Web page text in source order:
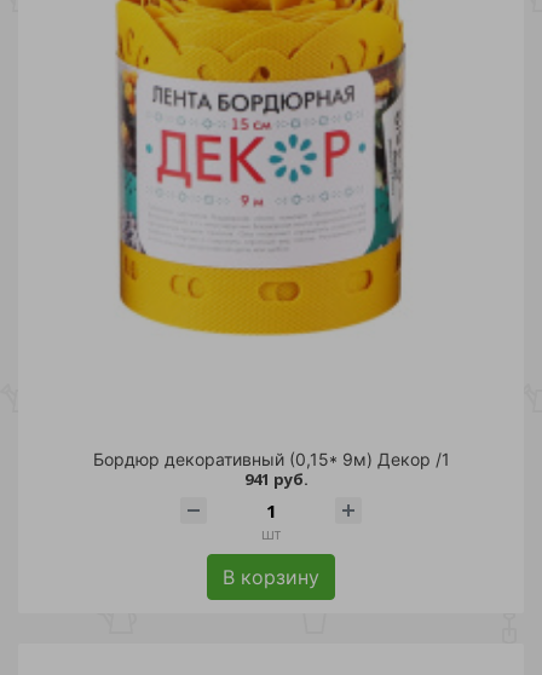
Бордюр декоративный (0,15* 9м) Декор /1
941 руб.
шт
В корзину